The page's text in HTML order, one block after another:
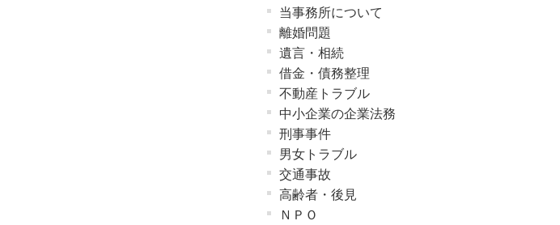
当事務所について
離婚問題
遺言・相続
借金・債務整理
不動産トラブル
中小企業の企業法務
刑事事件
男女トラブル
交通事故
高齢者・後見
ＮＰＯ